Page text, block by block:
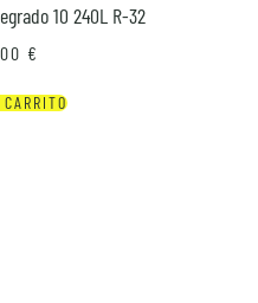
10 240L R-32
€